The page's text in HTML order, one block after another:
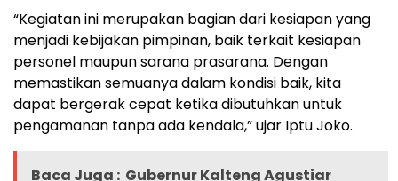
“Kegiatan ini merupakan bagian dari kesiapan yang
menjadi kebijakan pimpinan, baik terkait kesiapan
personel maupun sarana prasarana. Dengan
memastikan semuanya dalam kondisi baik, kita
dapat bergerak cepat ketika dibutuhkan untuk
pengamanan tanpa ada kendala,” ujar Iptu Joko.
Baca Juga : Gubernur Kalteng Agustiar